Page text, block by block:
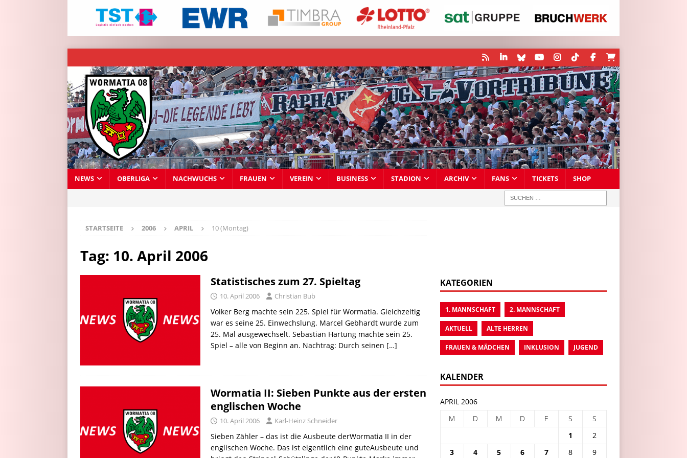
NEWS OBERLIGA NACHWUCHS FRAUEN VEREIN BUSINESS STADION ARCHIV FANS TICKETS SHOP
STARTSEITE 2006 APRIL 10 (Montag)
Tag: 10. April 2006
Statistisches zum 27. Spieltag
10. April 2006 Christian Bub
Volker Berg machte sein 225. Spiel für Wormatia. Gleichzeitig
war es seine 25. Einwechslung. Marcel Gebhardt wurde zum
25. Mal ausgewechselt. Sebastian Hartung machte sein 25.
Spiel – alle von Beginn an. Nachtrag: Durch seinen […]
Wormatia II: Sieben Punkte aus der ersten
englischen Woche
10. April 2006 Karl-Heinz Schneider
Sieben Zähler – das ist die Ausbeute derWormatia II in der
englischen Woche. Das ist eigentlich eine guteAusbeute und
KATEGORIEN
1. MANNSCHAFT 2. MANNSCHAFT
AKTUELL ALTE HERREN
FRAUEN & MÄDCHEN INKLUSION JUGEND
KALENDER
APRIL 2006
M
D M D F S
S
1
2
3
4 5 6 7 8 9